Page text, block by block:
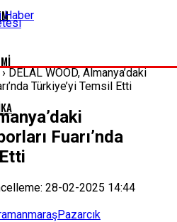
›DELAL WOOD, Almanya’daki
Türkiye’yi Temsil Etti
Fuarı’nda
28-02-2025 14:44
Pazarcık